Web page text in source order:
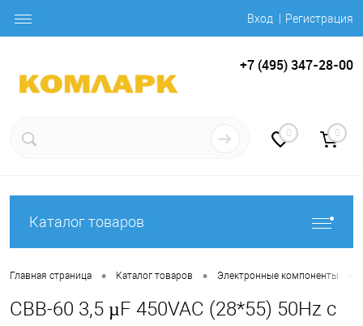
Вход Регистрация
+7 (495) 347-28-00
0 0
Каталог товаров
Главная страница • Каталог товаров • Электронные компоненты
CBB-60 3,5 µF 450VAC (28*55) 50Hz с